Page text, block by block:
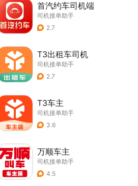
首汽约车司机端
司机接单助手
2.7
T3出租车司机
司机接单助手
2.7
T3车主
司机接单助手
3.6
万顺车主
司机接单助手
4.5